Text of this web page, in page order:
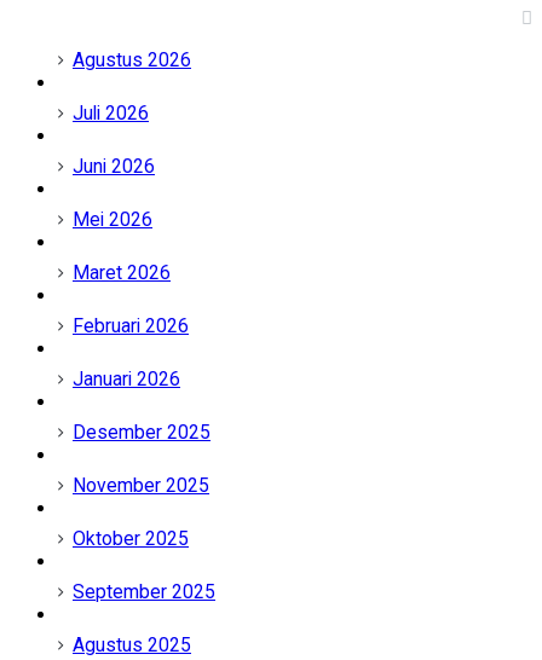
Agustus 2026
Juli 2026
Juni 2026
Mei 2026
Maret 2026
Februari 2026
Januari 2026
Desember 2025
November 2025
Oktober 2025
September 2025
Agustus 2025